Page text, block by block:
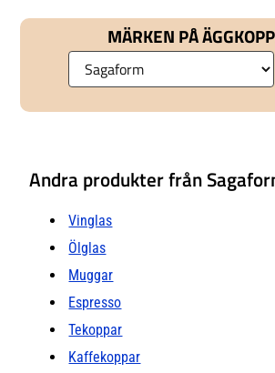
MÄRKEN PÅ
Andra produkter från
Vinglas
Ölglas
Muggar
Espresso
Tekoppar
Kaffekoppar